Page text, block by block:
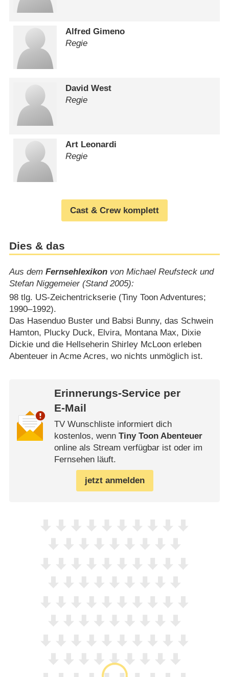
Alfred Gimeno
Regie
David West
Regie
Art Leonardi
Regie
Cast & Crew komplett
Dies & das
Aus dem Fernsehlexikonvon Michael Reufsteck und
Stefan Niggemeier (Stand 2005):
98 tlg. US-Zeichentrickserie (Tiny Toon Adventures;
1990⁠–⁠1992).
Das Hasenduo Buster und Babsi Bunny, das Schwein
Hamton, Plucky Duck, Elvira, Montana Max, Dixie
Dickie und die Hellseherin Shirley McLoon erleben
Abenteuer in Acme Acres, wo nichts unmöglich ist.
Erinnerungs-Service per
E-Mail
TV Wunschliste informiert dich
kostenlos, wenn Tiny Toon Abenteuer
online als Stream verfügbar ist oder im
Fernsehen läuft.
jetzt anmelden